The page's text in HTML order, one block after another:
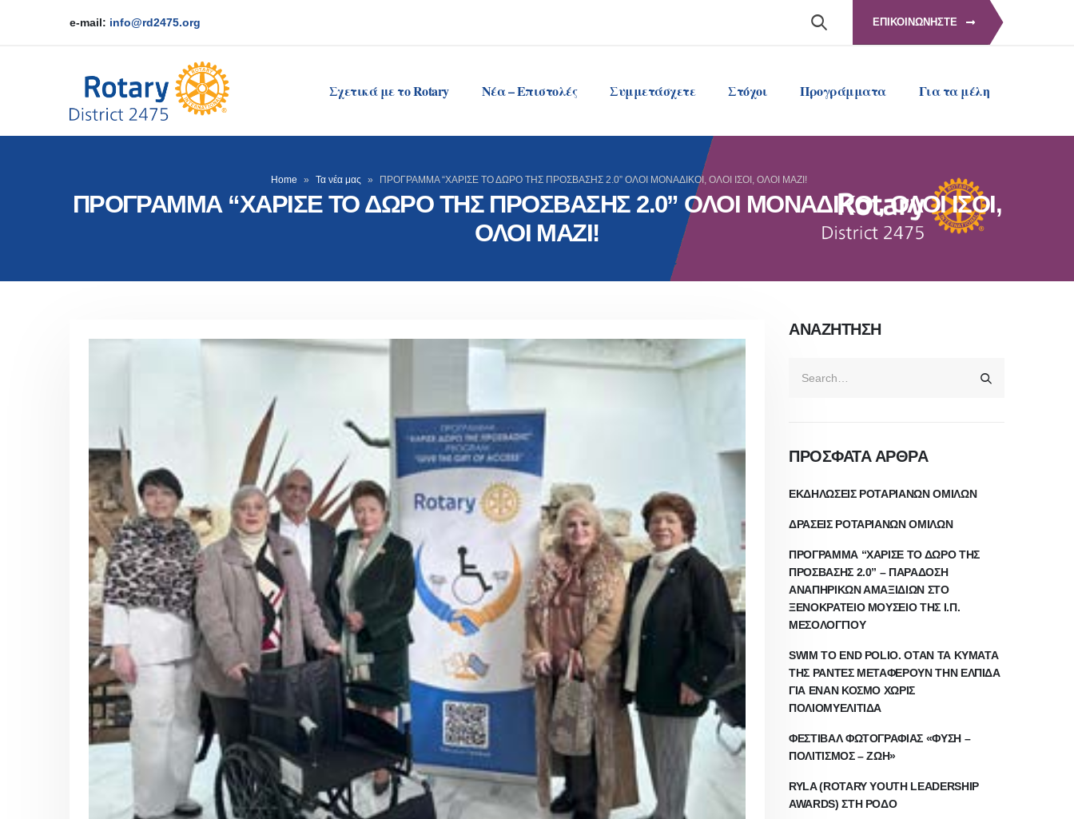
e-mail: info@rd2475.org ΕΠΙΚΟΙΝΩΝΗΣΤΕ
Σχετικά με το Rotary Νέα – Επιστολές Συμμετάσχετε Στόχοι Προγράμματα Για τα μέλη
Home » Τα νέα μας » ΠΡΟΓΡΑΜΜΑ “ΧΑΡΙΣΕ ΤΟ ΔΩΡΟ ΤΗΣ ΠΡΟΣΒΑΣΗΣ 2.0” ΟΛΟΙ ΜΟΝΑΔΙΚΟΙ, ΟΛΟΙ ΙΣΟΙ, ΟΛΟΙ ΜΑΖΙ!
ΠΡΟΓΡΑΜΜΑ “ΧΑΡΙΣΕ ΤΟ ΔΩΡΟ ΤΗΣ ΠΡΟΣΒΑΣΗΣ 2.0” ΟΛΟΙ ΜΟΝΑΔΙΚΟΙ, ΟΛΟΙ ΙΣΟΙ,
ΟΛΟΙ ΜΑΖΙ!
ΑΝΑΖΗΤΗΣΗ
ΠΡΟΣΦΑΤΑ ΑΡΘΡΑ
ΕΚΔΗΛΩΣΕΙΣ ΡΟΤΑΡΙΑΝΩΝ ΟΜΙΛΩΝ
ΔΡΑΣΕΙΣ ΡΟΤΑΡΙΑΝΩΝ ΟΜΙΛΩΝ
ΠΡΟΓΡΑΜΜΑ “ΧΑΡΙΣΕ ΤΟ ΔΩΡΟ ΤΗΣ
ΠΡΟΣΒΑΣΗΣ 2.0” – ΠΑΡΑΔΟΣΗ
ΑΝΑΠΗΡΙΚΩΝ ΑΜΑΞΙΔΙΩΝ ΣΤΟ
ΞΕΝΟΚΡΑΤΕΙΟ ΜΟΥΣΕΙΟ ΤΗΣ Ι.Π.
ΜΕΣΟΛΟΓΓΙΟΥ
SWIM TO END POLIO. ΟΤΑΝ ΤΑ ΚΥΜΑΤΑ
ΤΗΣ ΡΑΝΤΕΣ ΜΕΤΑΦΕΡΟΥΝ ΤΗΝ ΕΛΠΙΔΑ
ΓΙΑ ΕΝΑΝ ΚΟΣΜΟ ΧΩΡΙΣ
ΠΟΛΙΟΜΥΕΛΙΤΙΔΑ
ΦΕΣΤΙΒΑΛ ΦΩΤΟΓΡΑΦΙΑΣ «ΦΥΣΗ –
ΠΟΛΙΤΙΣΜΟΣ – ΖΩΗ»
RYLA (ROTARY YOUTH LEADERSHIP
AWARDS) ΣΤΗ ΡΟΔΟ